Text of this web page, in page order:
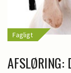
Fagligt